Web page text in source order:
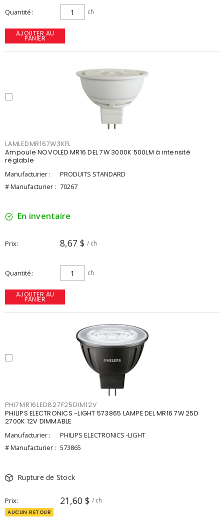
Quantité ch
AJOUTER AU
PANIER
LAMLEDMR167W3KFL
Ampoule NOVOLED MR16 DEL 7W 3000K 500LM à intensité
réglable
Manufacturier :
PRODUITS STANDARD
# Manufacturier : 70267
En inventaire
Prix 8,67 $ / ch
Quantité ch
AJOUTER AU
PANIER
PHI7MR16LED827F25DIM12V
PHILIPS ELECTRONICS -LIGHT 573865 LAMPE DEL MR16 7W 25D
2700K 12V DIMMABLE
Manufacturier :
PHILIPS ELECTRONICS -LIGHT
# Manufacturier : 573865
Rupture de Stock
Prix 21,60 $ / ch
AUCUN RETOUR